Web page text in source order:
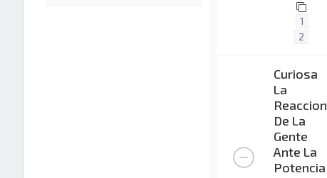
1
2
Curiosa
La
Reaccion
De La
Gente
Ante La
Potencia